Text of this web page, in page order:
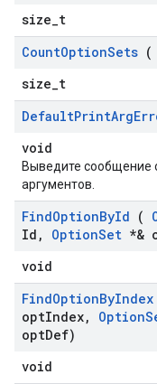
size_t
CountOptionSets (
size_t
DefaultPrintArg
void
Выведите сообщение
аргументов.
FindOptionById (
Id , OptionSet *&
void
FindOptionByIndex
optIndex, Option
optDef)
void